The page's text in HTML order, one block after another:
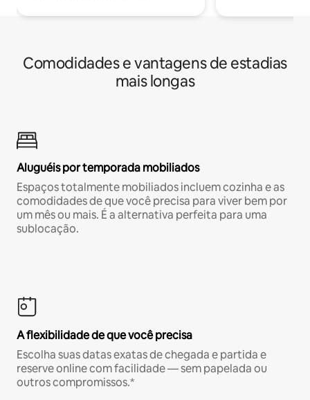
Comodidades e vantagens de estadias
mais longas
Aluguéis por temporada mobiliados
Espaços totalmente mobiliados incluem cozinha e as
comodidades de que você precisa para viver bem por
um mês ou mais. É a alternativa perfeita para uma
sublocação.
A flexibilidade de que você precisa
Escolha suas datas exatas de chegada e partida e
reserve online com facilidade — sem papelada ou
outros compromissos.*